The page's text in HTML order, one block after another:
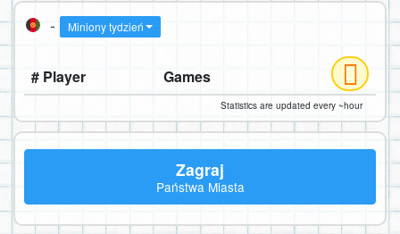
- Miniony tydzień
# Player Games
Statistics are updated every ~hour
Zagraj
Państwa Miasta